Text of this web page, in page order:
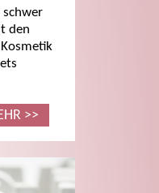
den
>>